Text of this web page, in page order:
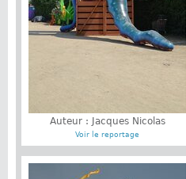
Auteur : Jacques Nicolas
Voir le reportage